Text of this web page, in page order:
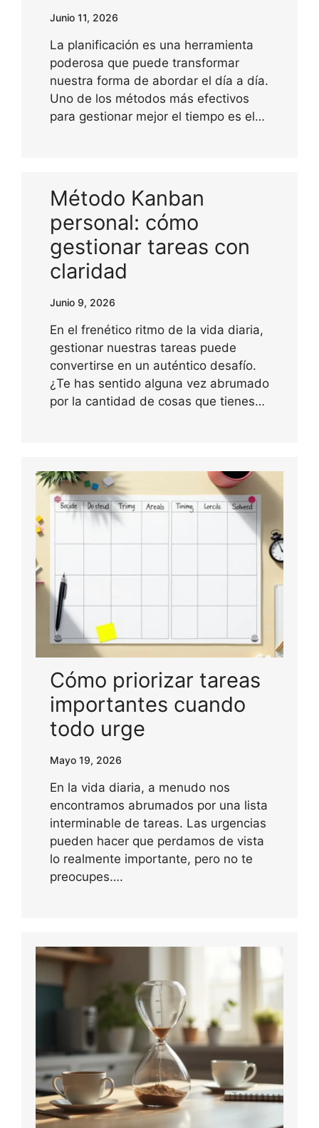
Junio 11, 2026
La planificación es una herramienta
poderosa que puede transformar
nuestra forma de abordar el día a día.
Uno de los métodos más efectivos
para gestionar mejor el tiempo es el…
Método Kanban
personal: cómo
gestionar tareas con
claridad
Junio 9, 2026
En el frenético ritmo de la vida diaria,
gestionar nuestras tareas puede
convertirse en un auténtico desafío.
¿Te has sentido alguna vez abrumado
por la cantidad de cosas que tienes…
Cómo priorizar tareas
importantes cuando
todo urge
Mayo 19, 2026
En la vida diaria, a menudo nos
encontramos abrumados por una lista
interminable de tareas. Las urgencias
pueden hacer que perdamos de vista
lo realmente importante, pero no te
preocupes….